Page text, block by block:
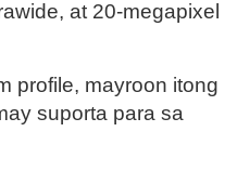
at 20-megapixel
profile, mayroon itong
suporta para sa